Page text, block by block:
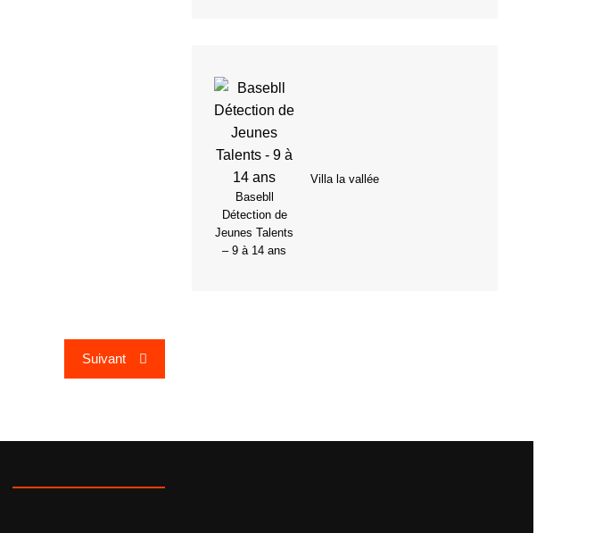
Suivant
Basebll
Détection de
Jeunes Talents
– 9 à 14 ans
Villa la vallée